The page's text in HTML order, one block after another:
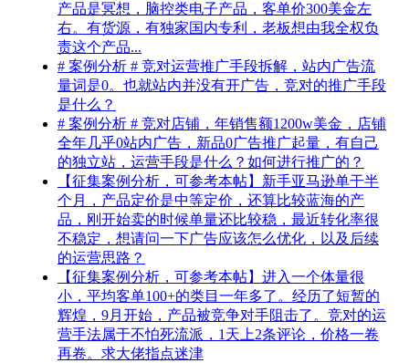
产品是冥想，脑控类电子产品，客单价300美金左
右。有货源，有独家国内专利，老板想由我全权负
责这个产品...
# 案例分析 # 竞对运营推广手段拆解，站内广告流
量词是0。也就站内并没有开广告，竞对的推广手段
是什么？
# 案例分析 # 竞对店铺，年销售额1200w美金，店铺
全年几乎0站内广告，新品0广告推广起量，有自己
的独立站，运营手段是什么？如何进行推广的？
【征集案例分析，可参考本帖】新手亚马逊单干半
个月，产品定价是中等定价，还算比较蓝海的产
品，刚开始卖的时候单量还比较稳，最近转化率很
不稳定，想请问一下广告应该怎么优化，以及后续
的运营思路？
【征集案例分析，可参考本帖】进入一个体量很
小，平均客单100+的类目一年多了。经历了短暂的
辉煌，9月开始，产品被竞争对手阻击了。竞对的运
营手法属于不怕死流派，1天上2条评论，价格一卷
再卷。求大佬指点迷津